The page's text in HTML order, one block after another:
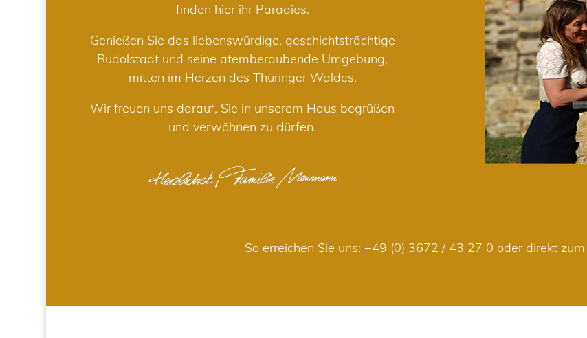
finden hier ihr Paradies.
Genießen Sie das liebenswürdige, geschichtsträchtige
Rudolstadt und seine atemberaubende Umgebung,
mitten im Herzen des Thüringer Waldes.
Wir freuen uns darauf, Sie in unserem Haus begrüßen
und verwöhnen zu dürfen.
So erreichen Sie uns: +49 (0) 3672 / 43 27 0 oder direkt zum